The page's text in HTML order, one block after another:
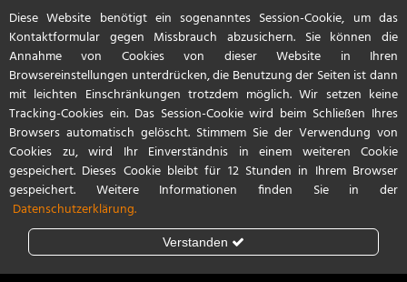
Start Referenzen Kontakt / Anfahrt
Diese Website benötigt ein sogenanntes Session-Cookie, um das
Kontaktformular gegen Missbrauch abzusichern. Sie können die
Annahme von Cookies von dieser Website in Ihren
Browsereinstellungen unterdrücken, die Benutzung der Seiten ist dann
mit leichten Einschränkungen trotzdem möglich. Wir setzen keine
Tracking-Cookies ein. Das Session-Cookie wird beim Schließen Ihres
Browsers automatisch gelöscht. Stimmem Sie der Verwendung von
Cookies zu, wird Ihr Einverständnis in einem weiteren Cookie
gespeichert. Dieses Cookie bleibt für 12 Stunden in Ihrem Browser
gespeichert. Weitere Informationen finden Sie in der
Datenschutzerklärung.
Verstanden